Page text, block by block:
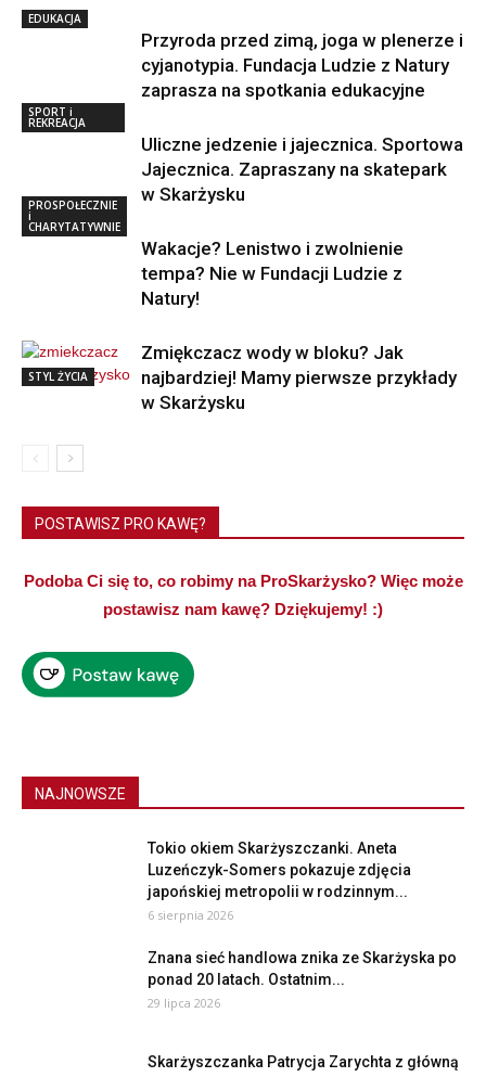
EDUKACJA
Przyroda przed zimą, joga w plenerze i
cyjanotypia. Fundacja Ludzie z Natury
zaprasza na spotkania edukacyjne
SPORT i
REKREACJA
Uliczne jedzenie i jajecznica. Sportowa
Jajecznica. Zapraszany na skatepark
w Skarżysku
PROSPOŁECZNIE
i
CHARYTATYWNIE
Wakacje? Lenistwo i zwolnienie
tempa? Nie w Fundacji Ludzie z
Natury!
STYL ŻYCIA
Zmiękczacz wody w bloku? Jak
najbardziej! Mamy pierwsze przykłady
w Skarżysku
POSTAWISZ PRO KAWĘ?
Podoba Ci się to, co robimy na ProSkarżysko? Więc może
postawisz nam kawę? Dziękujemy! :)
NAJNOWSZE
Tokio okiem Skarżyszczanki. Aneta
Luzeńczyk-Somers pokazuje zdjęcia
japońskiej metropolii w rodzinnym...
6 sierpnia 2026
Znana sieć handlowa znika ze Skarżyska po
ponad 20 latach. Ostatnim...
29 lipca 2026
Skarżyszczanka Patrycja Zarychta z główną